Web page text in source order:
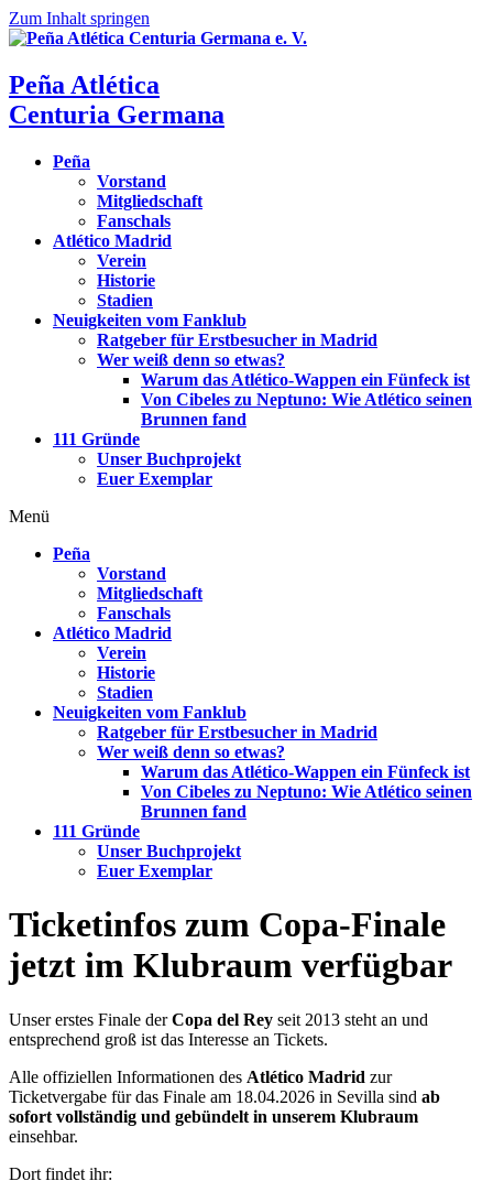
Zum Inhalt springen
Peña Atlética
Centuria Germana
Peña
Vorstand
Mitgliedschaft
Fanschals
Atlético Madrid
Verein
Historie
Stadien
Neuigkeiten vom Fanklub
Ratgeber für Erstbesucher in Madrid
Wer weiß denn so etwas?
Warum das Atlético-Wappen ein Fünfeck ist
Von Cibeles zu Neptuno: Wie Atlético seinen
Brunnen fand
111 Gründe
Unser Buchprojekt
Euer Exemplar
Menü
Peña
Vorstand
Mitgliedschaft
Fanschals
Atlético Madrid
Verein
Historie
Stadien
Neuigkeiten vom Fanklub
Ratgeber für Erstbesucher in Madrid
Wer weiß denn so etwas?
Warum das Atlético-Wappen ein Fünfeck ist
Von Cibeles zu Neptuno: Wie Atlético seinen
Brunnen fand
111 Gründe
Unser Buchprojekt
Euer Exemplar
Ticketinfos zum Copa-Finale
jetzt im Klubraum verfügbar
Unser erstes Finale derCopa del Rey seit 2013 steht an und
entsprechend groß ist das Interesse an Tickets.
Alle offiziellen Informationen des Atlético Madrid zur
Ticketvergabe für das Finale am 18.04.2026 in Sevilla sind ab
sofort vollständig und gebündelt in unserem Klubraum
einsehbar.
Dort findet ihr: